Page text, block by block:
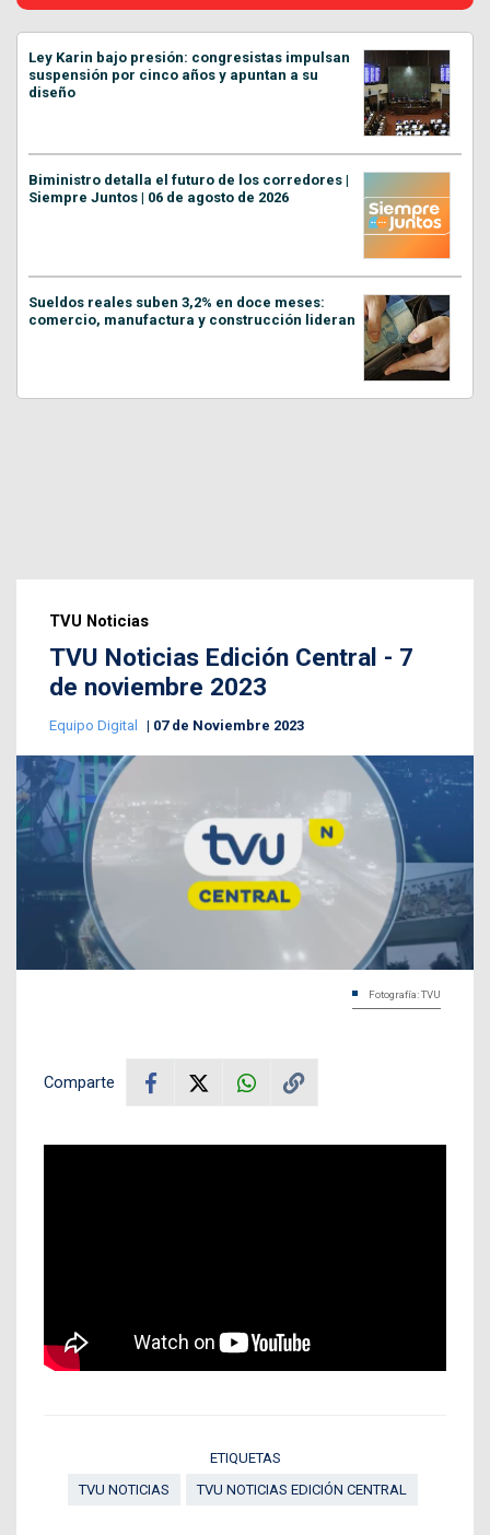
Ley Karin bajo presión: congresistas impulsan
suspensión por cinco años y apuntan a su
diseño
Biministro detalla el futuro de los corredores |
Siempre Juntos | 06 de agosto de 2026
Sueldos reales suben 3,2% en doce meses:
comercio, manufactura y construcción lideran
TVU Noticias
TVU Noticias Edición Central - 7
de noviembre 2023
Equipo Digital 07 de Noviembre 2023
Fotografía: TVU
Comparte
ETIQUETAS
TVU NOTICIAS
TVU NOTICIAS EDICIÓN CENTRAL